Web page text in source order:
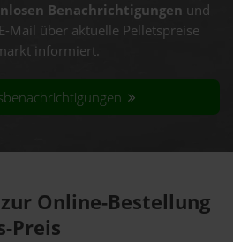
Benachrichtigungen und
Mail über aktuelle Pelletspreise
informiert.
Online-Bestellung
Preis